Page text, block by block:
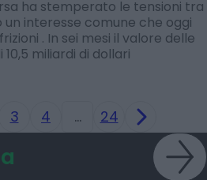
ha stemperato le tensioni tra
un interesse comune che oggi
. In sei mesi il valore delle
miliardi di dollari
3 4 … 24